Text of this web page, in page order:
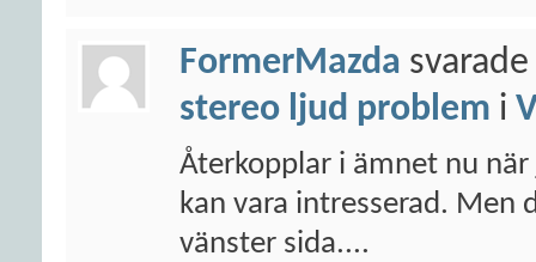
FormerMazda
stereo ljud problem i
Återkopplar i ämnet nu
kan vara intresserad. Men
vänster sida....